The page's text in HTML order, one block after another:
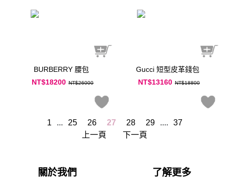
BURBERRY 腰包
NT$18200 NT$26000
Gucci 短型皮革錢包
NT$13160 NT$18800
1 ... 25 26 27 28 29 ....
37
上一頁
下一頁
關於我們 了解更多